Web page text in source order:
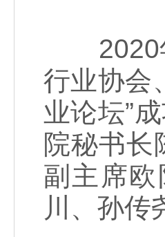
2020年
行业协会
业论坛”
院秘书长
副主席
川、孙传